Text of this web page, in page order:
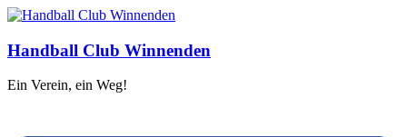
Handball Club Winnenden
Ein Verein, ein Weg!